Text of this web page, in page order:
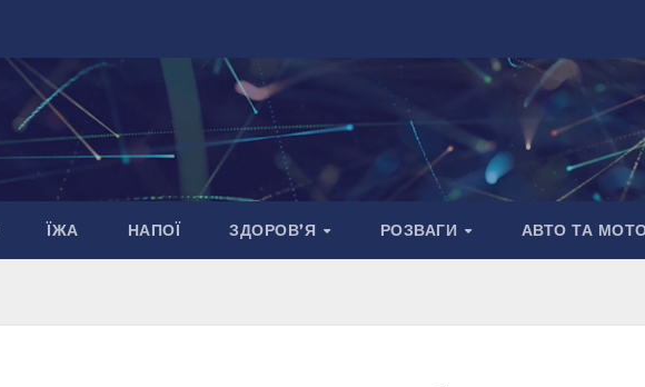
ЇЖА НАПОЇ ЗДОРОВ’Я РОЗВАГИ АВТО ТА